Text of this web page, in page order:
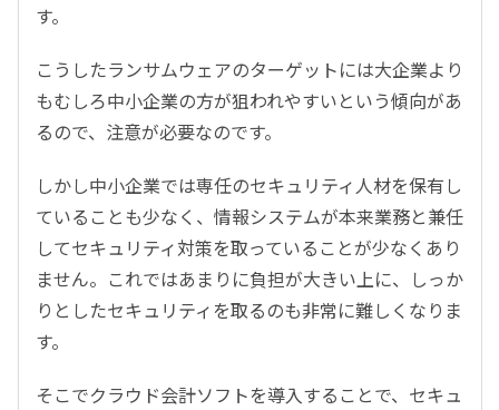
す。
こうしたランサムウェアのターゲットには大企業より
もむしろ中小企業の方が狙われやすいという傾向があ
るので、注意が必要なのです。
しかし中小企業では専任のセキュリティ人材を保有し
ていることも少なく、情報システムが本来業務と兼任
してセキュリティ対策を取っていることが少なくあり
ません。これではあまりに負担が大きい上に、しっか
りとしたセキュリティを取るのも非常に難しくなりま
す。
そこでクラウド会計ソフトを導入することで、セキュ